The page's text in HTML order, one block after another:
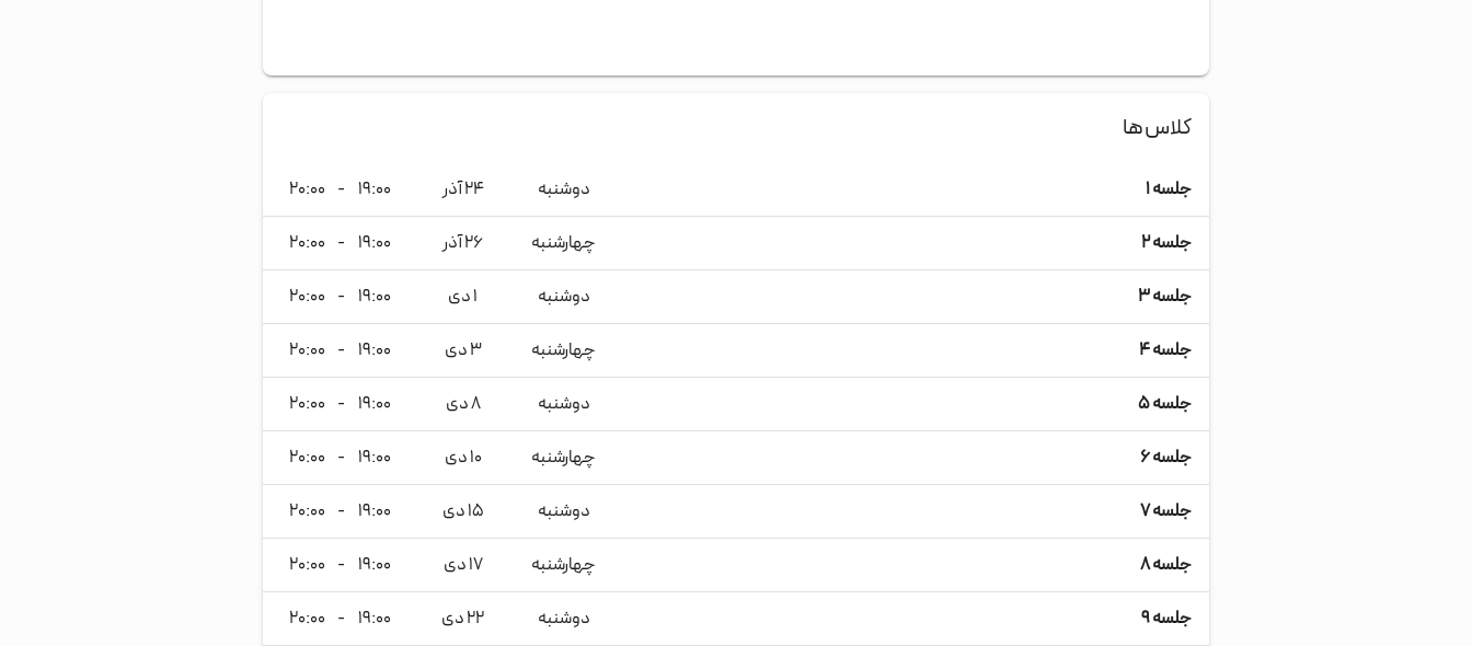
کلاس‌ها
جلسه ۱ دوشنبه ۲۴ آذر ۱۹:۰۰ - ۲۰:۰۰
جلسه ۲ چهارشنبه ۲۶ آذر ۱۹:۰۰ - ۲۰:۰۰
جلسه ۳ دوشنبه ۱ دی ۱۹:۰۰ - ۲۰:۰۰
جلسه ۴ چهارشنبه ۳ دی ۱۹:۰۰ - ۲۰:۰۰
جلسه ۵ دوشنبه ۸ دی ۱۹:۰۰ - ۲۰:۰۰
جلسه ۶ چهارشنبه ۱۰ دی ۱۹:۰۰ - ۲۰:۰۰
جلسه ۷ دوشنبه ۱۵ دی ۱۹:۰۰ - ۲۰:۰۰
جلسه ۸ چهارشنبه ۱۷ دی ۱۹:۰۰ - ۲۰:۰۰
جلسه ۹ دوشنبه ۲۲ دی ۱۹:۰۰ - ۲۰:۰۰